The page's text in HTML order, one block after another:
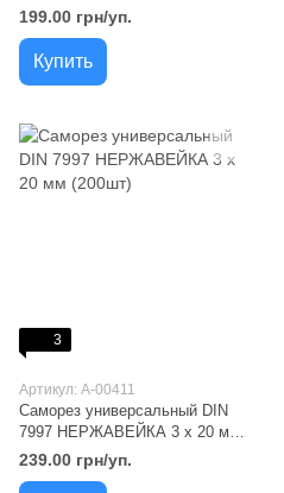
(200 шт/уп)
199.00 грн/уп.
Купить
3
Артикул: A-00411
Саморез универсальный DIN
7997 НЕРЖАВЕЙКА 3 х 20 мм
(200шт)
239.00 грн/уп.